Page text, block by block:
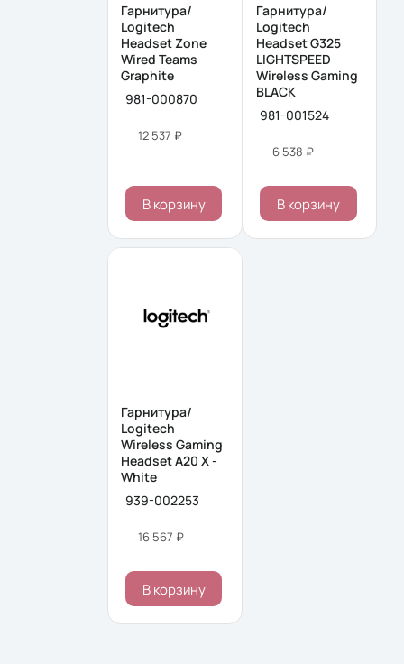
Гарнитура/
Logitech
Headset Zone
Wired Teams
Graphite
981-000870
12 537 ₽
В корзину
Гарнитура/
Logitech
Headset G325
LIGHTSPEED
Wireless Gaming
BLACK
981-001524
6 538 ₽
В корзину
Гарнитура/
Logitech
Wireless Gaming
Headset A20 X -
White
939-002253
16 567 ₽
В корзину